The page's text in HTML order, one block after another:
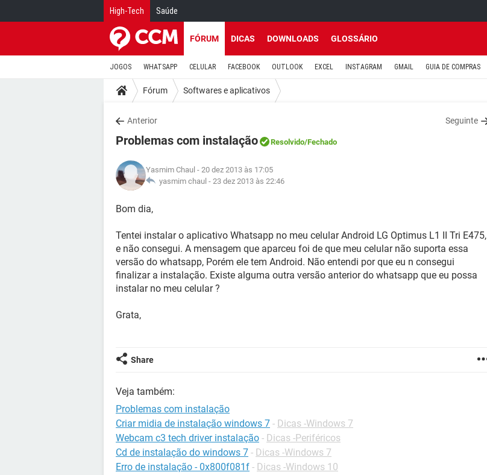
High-Tech Saúde
FÓRUM DICAS DOWNLOADS GLOSSÁRIO
JOGOS WHATSAPP CELULAR FACEBOOK OUTLOOK EXCEL INSTAGRAM GMAIL GUIA DE COMPRAS
Fórum Softwares e aplicativos
Anterior Seguinte
Problemas com instalação Resolvido/Fechado
Yasmim Chaul - 20 dez 2013 às 17:05
yasmim chaul - 23 dez 2013 às 22:46
Bom dia,
Tentei instalar o aplicativo Whatsapp no meu celular Android LG Optimus L1 II Tri E475,
e não consegui. A mensagem que aparceu foi de que meu celular não suporta essa
versão do whatsapp, Porém ele tem Android. Não entendi por que eu n consegui
finalizar a instalação. Existe alguma outra versão anterior do whatsapp que eu possa
instalar no meu celular ?
Grata,
Share
Veja também:
Problemas com instalação
Criar midia de instalação windows 7 - Dicas -Windows 7
Webcam c3 tech driver instalação - Dicas -Periféricos
Cd de instalação do windows 7 - Dicas -Windows 7
Erro de instalação - 0x800f081f - Dicas -Windows 10